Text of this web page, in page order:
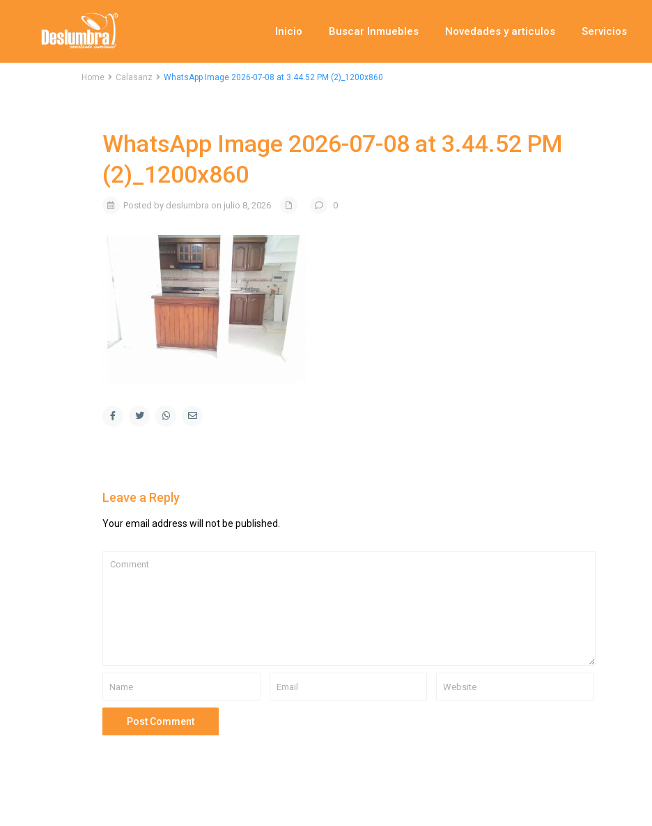
Inicio Buscar Inmuebles Novedades y articulos Servicios
Home Calasanz WhatsApp Image 2026-07-08 at 3.44.52 PM (2)_1200x860
WhatsApp Image 2026-07-08 at 3.44.52 PM
(2)_1200x860
Posted by deslumbra on julio 8, 2026 0
Leave a Reply
Your email address will not be published.